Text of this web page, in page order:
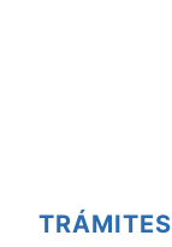
TRÁMITES